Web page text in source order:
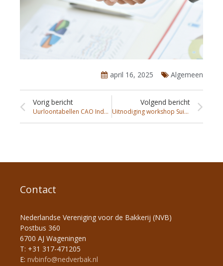
april 16, 2025 Algemeen
Vorig bericht
Uurloontabellen CAO Industriële Bakkerij
Volgend bericht
Uitnodiging workshop Suikerreductie in gebak
Contact
Nederlandse Vereniging voor de Bakkerij (NVB)
Postbus 360
6700 AJ Wageningen
T: +31 317-471205
E: nvbinfo@nedverbak.nl